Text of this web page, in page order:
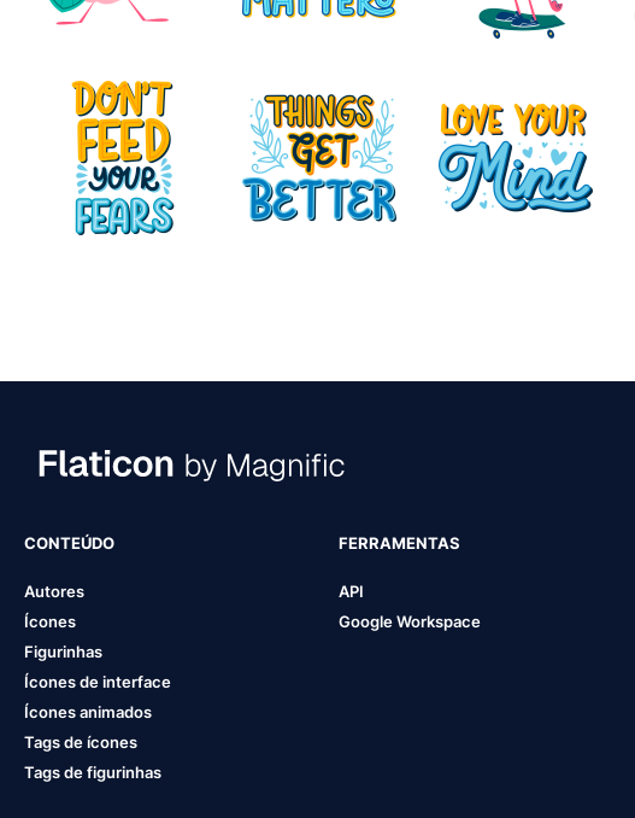
CONTEÚDO
Autores
Ícones
Figurinhas
Ícones de interface
Ícones animados
Tags de ícones
Tags de figurinhas
FERRAMENTAS
API
Google Workspace